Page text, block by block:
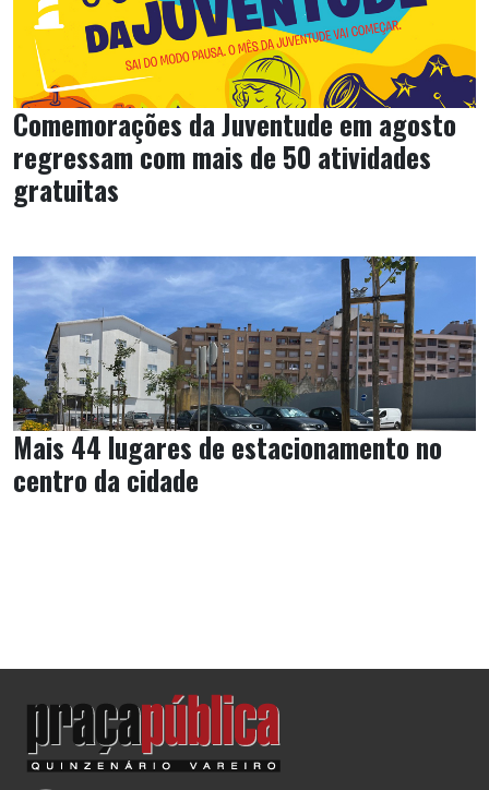
Comemorações da Juventude em agosto
regressam com mais de 50 atividades
gratuitas
Mais 44 lugares de estacionamento no
centro da cidade